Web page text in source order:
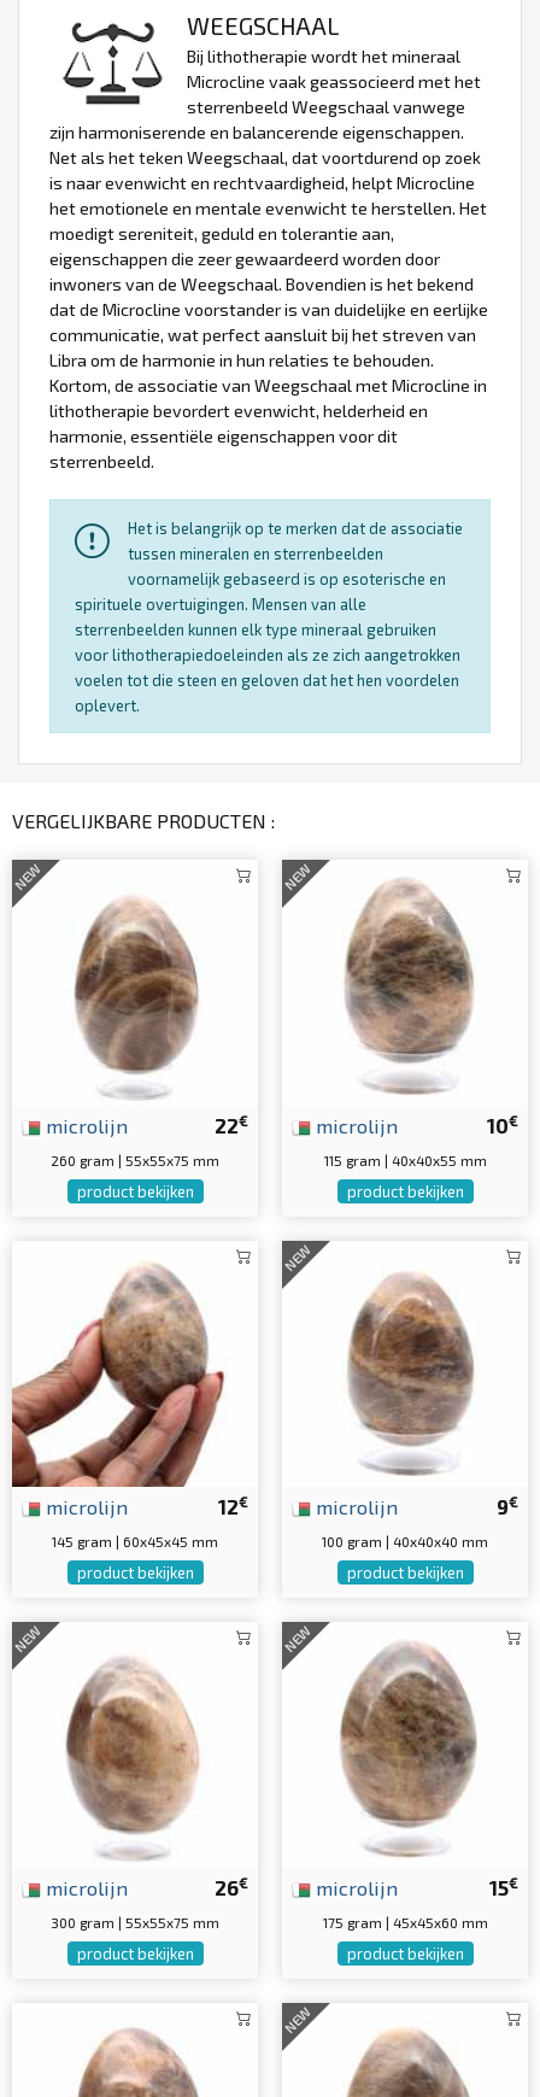
WEEGSCHAAL
Bij lithotherapie wordt het mineraal
Microcline vaak geassocieerd met het
sterrenbeeld Weegschaal vanwege
zijn harmoniserende en balancerende eigenschappen.
Net als het teken Weegschaal, dat voortdurend op zoek
is naar evenwicht en rechtvaardigheid, helpt Microcline
het emotionele en mentale evenwicht te herstellen. Het
moedigt sereniteit, geduld en tolerantie aan,
eigenschappen die zeer gewaardeerd worden door
inwoners van de Weegschaal. Bovendien is het bekend
dat de Microcline voorstander is van duidelijke en eerlijke
communicatie, wat perfect aansluit bij het streven van
Libra om de harmonie in hun relaties te behouden.
Kortom, de associatie van Weegschaal met Microcline in
lithotherapie bevordert evenwicht, helderheid en
harmonie, essentiële eigenschappen voor dit
sterrenbeeld.
Het is belangrijk op te merken dat de associatie
tussen mineralen en sterrenbeelden
voornamelijk gebaseerd is op esoterische en
spirituele overtuigingen. Mensen van alle
sterrenbeelden kunnen elk type mineraal gebruiken
voor lithotherapiedoeleinden als ze zich aangetrokken
voelen tot die steen en geloven dat het hen voordelen
oplevert.
VERGELIJKBARE PRODUCTEN :
NEW
22€
microlijn
260 gram | 55x55x75 mm
product bekijken
NEW
10€
microlijn
115 gram | 40x40x55 mm
product bekijken
12€
microlijn
145 gram | 60x45x45 mm
product bekijken
NEW
9€
microlijn
100 gram | 40x40x40 mm
product bekijken
NEW
26€
microlijn
300 gram | 55x55x75 mm
product bekijken
NEW
15€
microlijn
175 gram | 45x45x60 mm
product bekijken
NEW